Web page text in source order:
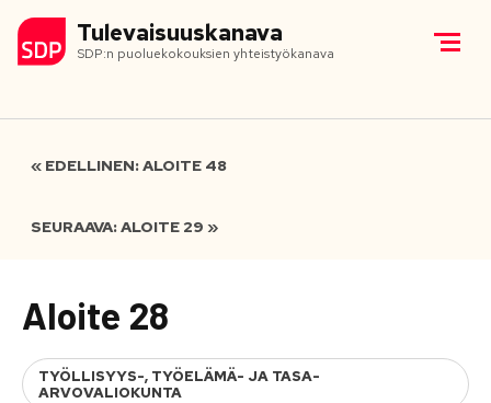
Tulevaisuuskanava
SDP:n puoluekokouksien yhteistyökanava
« EDELLINEN: ALOITE 48
SEURAAVA: ALOITE 29 »
Aloite 28
TYÖLLISYYS-, TYÖELÄMÄ- JA TASA-
ARVOVALIOKUNTA